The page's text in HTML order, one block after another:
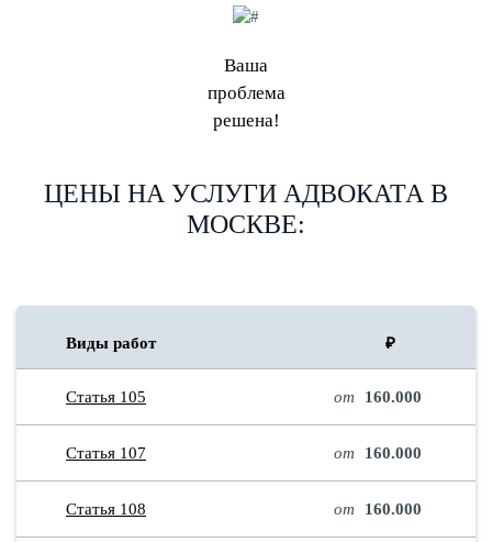
Ваша
проблема
решена!
ЦЕНЫ НА УСЛУГИ АДВОКАТА В
МОСКВЕ:
Виды работ ₽
Статья 105 от 160.000
Статья 107 от 160.000
Статья 108 от 160.000